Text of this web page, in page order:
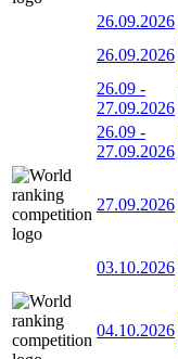
26.09.2026
26.09.2026
26.09 -
27.09.2026
26.09 -
27.09.2026
27.09.2026
03.10.2026
04.10.2026